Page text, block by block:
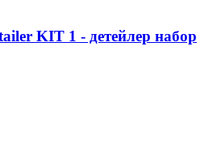
KIT 1 - детейлер набор